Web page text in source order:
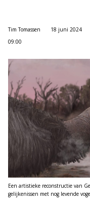
Tim Tomassen
18 juni 2024
09:00
Een artistieke reconstructie van
gelijkenissen met nog levende